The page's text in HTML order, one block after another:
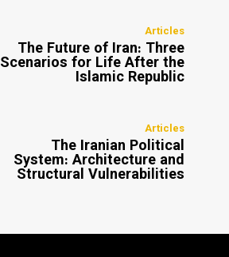
Articles
The Future of Iran: Three
Scenarios for Life After the
Islamic Republic
Articles
The Iranian Political
System: Architecture and
Structural Vulnerabilities